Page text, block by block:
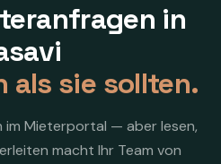
in
als sie sollten.
im Mieterportal — aber lesen,
macht Ihr Team von